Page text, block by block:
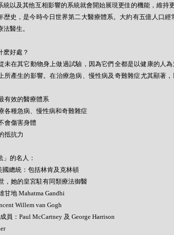
統以及其他互相影響的系統就會開始展現更佳的機能，維持
歴史，是今時今日世界第二大醫療體系。大約有五億人口經
醫生。
麽好處？
未在其它動物身上做過試驗，因為它們全都是以健康的人
所產生的影響。在治療急病、慢性病及奇難雜症尤其顯著
有效的醫療體系
各種急病、慢性病和奇難雜症
會傷害身體
抵抗力
的名人：
國總統：包括林肯及克林頓
，她的皇宮駐有同類療法御醫
甘地 Mahatma Gandhi
Willem van Gogh
員：Paul McCartney 及 George Harrison